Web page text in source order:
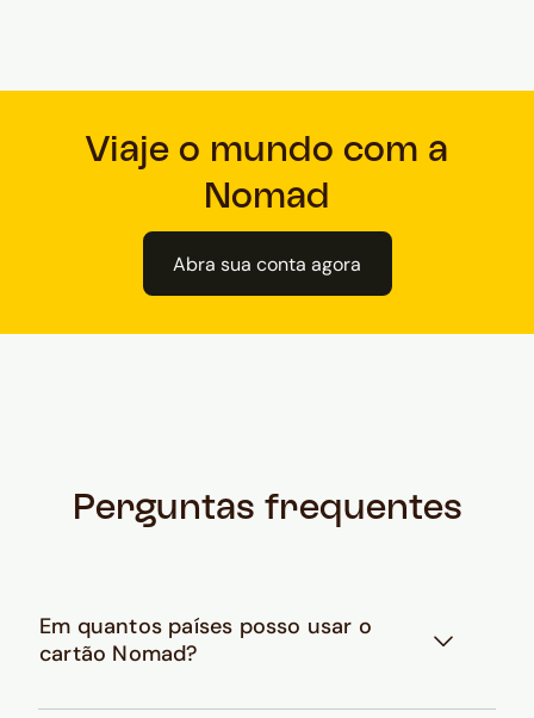
Viaje o mundo com a
Nomad
Abra sua conta agora
Perguntas frequentes
Em quantos países posso usar o
cartão Nomad?